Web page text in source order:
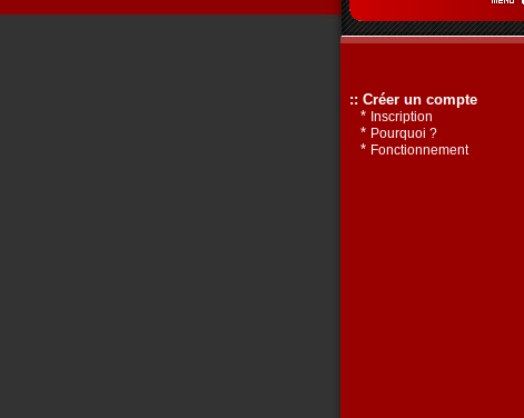
:: Créer un compte
* Inscription
* Pourquoi ?
* Fonctionnement